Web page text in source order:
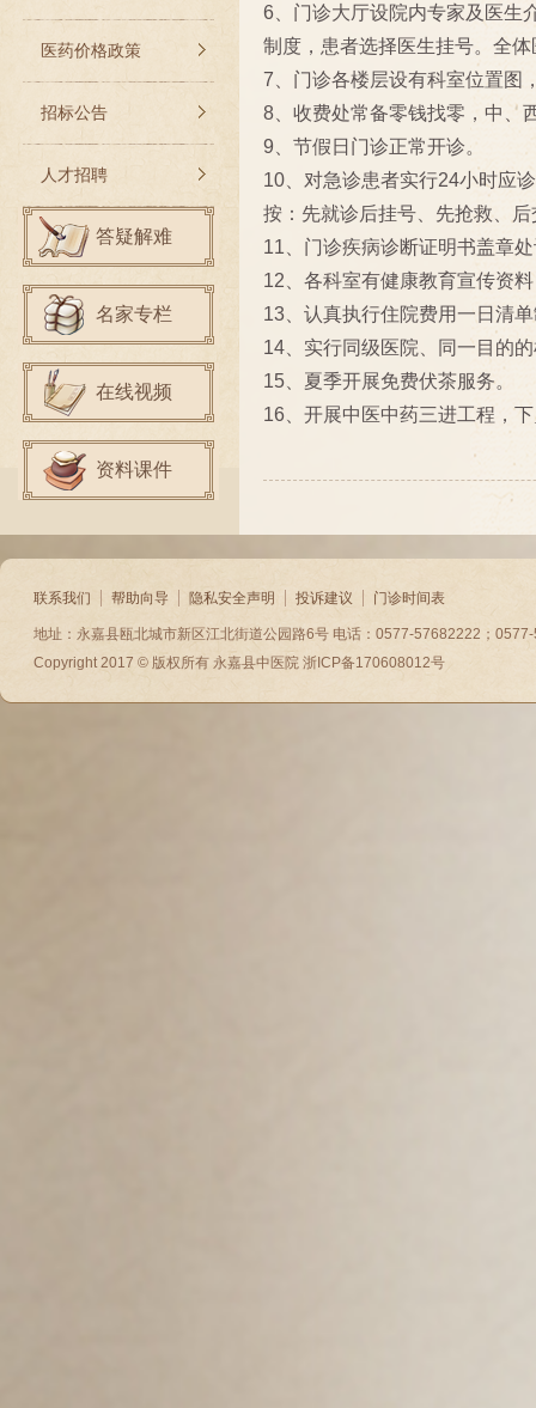
医药价格政策
招标公告
人才招聘
答疑解难
名家专栏
在线视频
资料课件
6、门诊大厅设院内专家及医生
制度，患者选择医生挂号。全
7、门诊各楼层设有科室位置图
8、收费处常备零钱找零，中、
9、节假日门诊正常开诊。
10、对急诊患者实行24小时应
按：先就诊后挂号、先抢救、
11、门诊疾病诊断证明书盖章
12、各科室有健康教育宣传资
13、认真执行住院费用一日清
14、实行同级医院、同一目的
15、夏季开展免费伏茶服务。
16、开展中医中药三进工程，
联系我们 帮助向导 隐私安全声明 投诉建议 门诊时间表
地址：永嘉县瓯北城市新区江北街道公园路6号 电话：0577-57682222；
Copyright 2017 © 版权所有 永嘉县中医院 浙ICP备170608012号